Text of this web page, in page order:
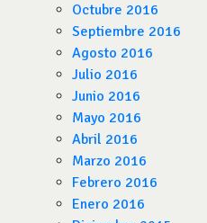
Octubre 2016
Septiembre 2016
Agosto 2016
Julio 2016
Junio 2016
Mayo 2016
Abril 2016
Marzo 2016
Febrero 2016
Enero 2016